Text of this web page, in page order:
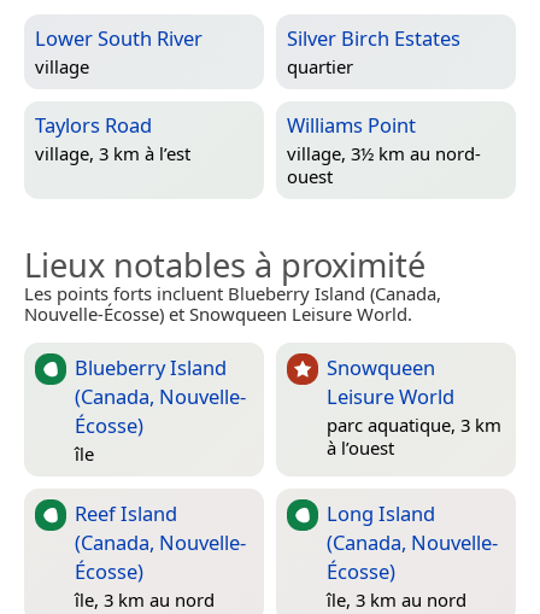
Lower South River
village
Silver Birch Estates
quartier
Taylors Road
village, 3 km à l’est
Williams Point
village, 3½ km au nord-
ouest
Lieux notables à proximité
Les points forts incluent Blueberry Island (Canada,
Nouvelle-Écosse) et Snowqueen Leisure World.
Blueberry Island
(Canada, Nouvelle-
Écosse)
île
Snowqueen
Leisure World
parc aquatique, 3 km
à l’ouest
Reef Island
(Canada, Nouvelle-
Écosse)
île, 3 km au nord
Long Island
(Canada, Nouvelle-
Écosse)
île, 3 km au nord